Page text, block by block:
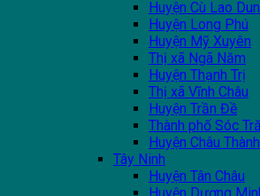
Huyện Cù Lao
Huyện Long Phú
Huyện Mỹ Xuyên
Thị xã Ngã Năm
Huyện Thạnh Trị
Thị xã Vĩnh Châu
Huyện Trần Đề
Thành phố Sóc
Huyện Châu Thành
Tây Ninh
Huyện Tân Châu